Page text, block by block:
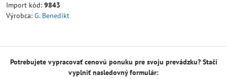
Import kód: 9843
Výrobca: G. Benedikt
Potrebujete vypracovať cenovú ponuku pre svoju prevádzku? Stačí
vyplniť nasledovný formulár: